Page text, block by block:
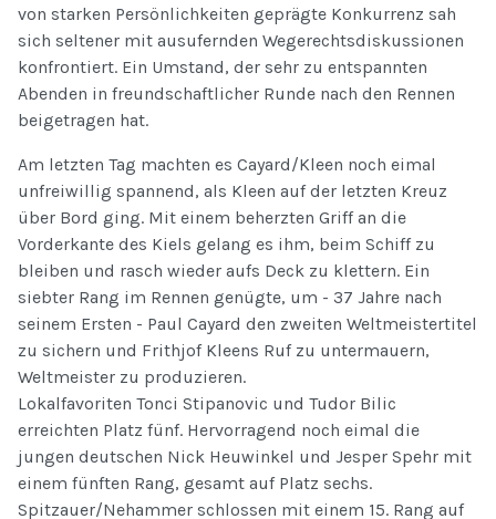
von starken Persönlichkeiten geprägte Konkurrenz sah
sich seltener mit ausufernden Wegerechtsdiskussionen
konfrontiert. Ein Umstand, der sehr zu entspannten
Abenden in freundschaftlicher Runde nach den Rennen
beigetragen hat.
Am letzten Tag machten es Cayard/Kleen noch eimal
unfreiwillig spannend, als Kleen auf der letzten Kreuz
über Bord ging. Mit einem beherzten Griff an die
Vorderkante des Kiels gelang es ihm, beim Schiff zu
bleiben und rasch wieder aufs Deck zu klettern. Ein
siebter Rang im Rennen genügte, um - 37 Jahre nach
seinem Ersten - Paul Cayard den zweiten Weltmeistertitel
zu sichern und Frithjof Kleens Ruf zu untermauern,
Weltmeister zu produzieren.
Lokalfavoriten Tonci Stipanovic und Tudor Bilic
erreichten Platz fünf. Hervorragend noch eimal die
jungen deutschen Nick Heuwinkel und Jesper Spehr mit
einem fünften Rang, gesamt auf Platz sechs.
Spitzauer/Nehammer schlossen mit einem 15. Rang auf